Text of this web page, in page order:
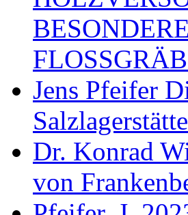
Jens Pfeifer
Dr. Konrad
von